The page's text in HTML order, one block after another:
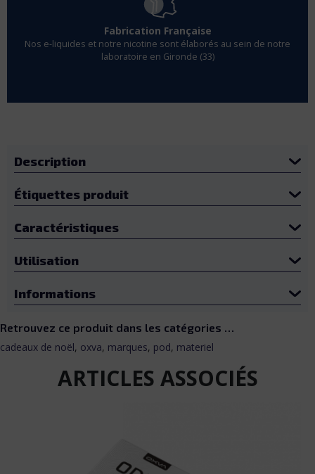
Fabrication Française
e-liquides et notre nicotine sont élaborés au sein de notre
laboratoire en Gironde (33)
Description
Étiquettes produit
Caractéristiques
Utilisation
Informations
Retrouvez ce produit dans les catégories …
cadeaux de noël, oxva, marques, pod, materiel
ARTICLES ASSOCIÉS